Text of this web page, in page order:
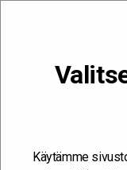
Käytämme
Kehitän ja kehityn
muuttuva
muuttuva